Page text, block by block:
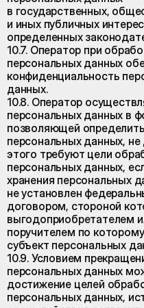
в государственных,
и иных публичных
определенных
10.7. Оператор при
персональных данных
конфиденциальность
данных.
10.8. Оператор
персональных данных в
позволяющей
персональных данных,
этого требуют цели
персональных данных,
хранения персональных
не установлен
договором, стороной
выгодоприобретателем
поручителем по
субъект персональных
10.9. Условием
персональных данных
достижение целей
персональных данных,